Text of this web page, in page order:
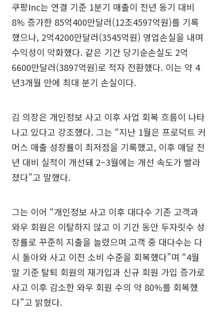
쿠팡Inc는 연결 기준 1분기 매출이 전년 동기 대비
8% 증가한 85억400만달러(12조4597억원)를 기록
했으나, 2억4200만달러(3545억원) 영업손실을 내며
수익성이 악화했다. 같은 기간 당기순손실도 2억
6600만달러(3897억원)로 적자 전환했다. 이는 약 4
년3개월 만에 최대 분기 손실이다.
김 의장은 개인정보 사고 이후 사업 회복 흐름이 나타
나고 있다고 강조했다. 그는 “지난 1월은 프로덕트 커
머스 매출 성장률이 최저점을 기록했고, 이후 매달 전
년 대비 실적이 개선돼 2~3월에는 개선 속도가 빨라
졌다”고 말했다.
그는 이어 “개인정보 사고 이후 대다수 기존 고객과
와우 회원은 이탈하지 않고 이 기간 동안 두자릿수 성
장률로 꾸준히 지출을 늘렸으며 고객 중 대다수는 다
시 돌아와 사고 이전 소비 수준을 회복했다”며 “4월
말 기준 탈퇴 회원의 재가입과 신규 회원 가입 증가로
사고 이후 감소한 와우 회원 수의 약 80%를 회복했
다”고 밝혔다.